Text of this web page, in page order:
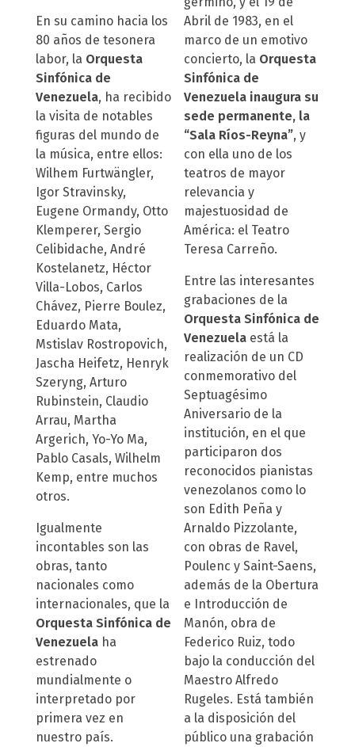
En su camino hacia los
80 años de tesonera
labor, la Orquesta
Sinfónica de
Venezuela, ha recibido
la visita de notables
figuras del mundo de
la música, entre ellos:
Wilhem Furtwängler,
Igor Stravinsky,
Eugene Ormandy, Otto
Klemperer, Sergio
Celibidache, André
Kostelanetz, Héctor
Villa-Lobos, Carlos
Chávez, Pierre Boulez,
Eduardo Mata,
Mstislav Rostropovich,
Jascha Heifetz, Henryk
Szeryng, Arturo
Rubinstein, Claudio
Arrau, Martha
Argerich, Yo-Yo Ma,
Pablo Casals, Wilhelm
Kemp, entre muchos
otros.
Igualmente
incontables son las
obras, tanto
nacionales como
internacionales, que la
Orquesta Sinfónica de
Venezuela ha
estrenado
mundialmente o
interpretado por
primera vez en
nuestro país.
Abril de 1983, en el
marco de un emotivo
concierto, la Orquesta
Sinfónica de
Venezuela inaugura su
sede permanente, la
“Sala Ríos-Reyna”, y
con ella uno de los
teatros de mayor
relevancia y
majestuosidad de
América: el Teatro
Teresa Carreño.
Entre las interesantes
grabaciones de la
Orquesta Sinfónica de
Venezuela está la
realización de un CD
conmemorativo del
Septuagésimo
Aniversario de la
institución, en el que
participaron dos
reconocidos pianistas
venezolanos como lo
son Edith Peña y
Arnaldo Pizzolante,
con obras de Ravel,
Poulenc y Saint-Saens,
además de la Obertura
e Introducción de
Manón, obra de
Federico Ruiz, todo
bajo la conducción del
Maestro Alfredo
Rugeles. Está también
a la disposición del
público una grabación